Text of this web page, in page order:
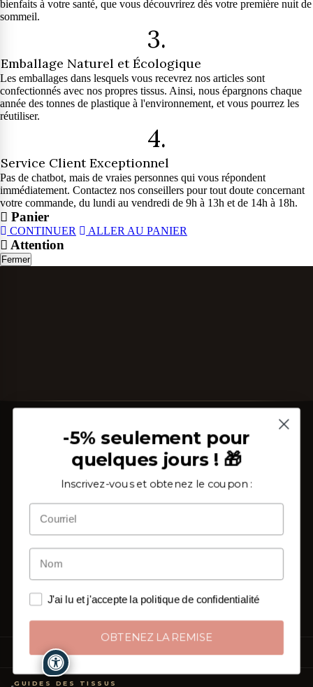
bienfaits à votre santé, que vous découvrirez dès votre première nuit de
sommeil.
3.
Emballage Naturel et Écologique
Les emballages dans lesquels vous recevrez nos articles sont
confectionnés avec nos propres tissus. Ainsi, nous épargnons chaque
année des tonnes de plastique à l'environnement, et vous pourrez les
réutiliser.
4.
Service Client Exceptionnel
Pas de chatbot, mais de vraies personnes qui vous répondent
immédiatement. Contactez nos conseillers pour tout doute concernant
votre commande, du lundi au vendredi de 9h à 13h et de 14h à 18h.
Panier
CONTINUER ALLER AU PANIER
Attention
Fermer
et savoir-faire. Un atelier de linge de maison où chaque
drap, chaque nappe, chaque serviette naît cousu main
et sur mesure,une pièce à la fois.
italien qui arrive directement de ceux qui le créent à
ceux qui le vivent chaque jour.
PRODUITS
Linge de Lit
GUIDES DES TISSUS
-5% seulement pour
quelques jours ! 🎁
Inscrivez-vous et obtenez le coupon :
J'ai lu et j'accepte la politique de confidentialité
OBTENEZ LA REMISE